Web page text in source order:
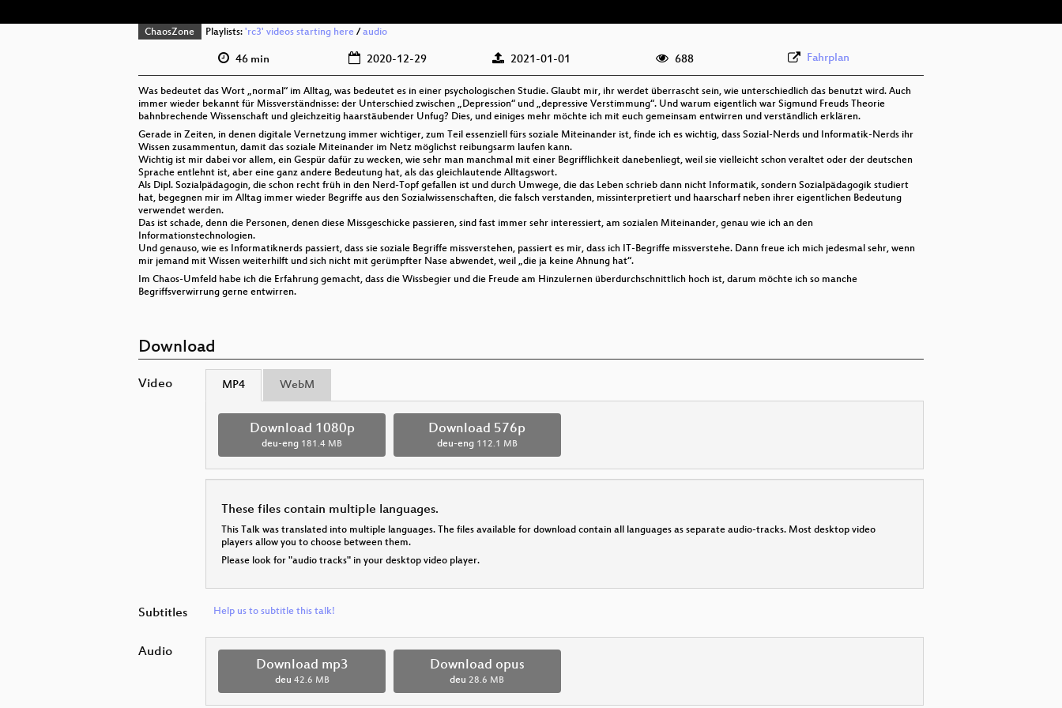
ChaosZone Playlists: 'rc3' videos starting here/ audio
46 min 2020-12-29 2021-01-01 688 Fahrplan
Was bedeutet das Wort „normal“ im Alltag, was bedeutet es in einer psychologischen Studie. Glaubt mir, ihr werdet überrascht sein, wie unterschiedlich das benutzt wird. Auch
immer wieder bekannt für Missverständnisse: der Unterschied zwischen „Depression“ und „depressive Verstimmung“. Und warum eigentlich war Sigmund Freuds Theorie
bahnbrechende Wissenschaft und gleichzeitig haarstäubender Unfug? Dies, und einiges mehr möchte ich mit euch gemeinsam entwirren und verständlich erklären.
Gerade in Zeiten, in denen digitale Vernetzung immer wichtiger, zum Teil essenziell fürs soziale Miteinander ist, finde ich es wichtig, dass Sozial-Nerds und Informatik-Nerds ihr
Wissen zusammentun, damit das soziale Miteinander im Netz möglichst reibungsarm laufen kann.
Wichtig ist mir dabei vor allem, ein Gespür dafür zu wecken, wie sehr man manchmal mit einer Begrifflichkeit danebenliegt, weil sie vielleicht schon veraltet oder der deutschen
Sprache entlehnt ist, aber eine ganz andere Bedeutung hat, als das gleichlautende Alltagswort.
Als Dipl. Sozialpädagogin, die schon recht früh in den Nerd-Topf gefallen ist und durch Umwege, die das Leben schrieb dann nicht Informatik, sondern Sozialpädagogik studiert
hat, begegnen mir im Alltag immer wieder Begriffe aus den Sozialwissenschaften, die falsch verstanden, missinterpretiert und haarscharf neben ihrer eigentlichen Bedeutung
verwendet werden.
Das ist schade, denn die Personen, denen diese Missgeschicke passieren, sind fast immer sehr interessiert, am sozialen Miteinander, genau wie ich an den
Informationstechnologien.
Und genauso, wie es Informatiknerds passiert, dass sie soziale Begriffe missverstehen, passiert es mir, dass ich IT-Begriffe missverstehe. Dann freue ich mich jedesmal sehr, wenn
mir jemand mit Wissen weiterhilft und sich nicht mit gerümpfter Nase abwendet, weil „die ja keine Ahnung hat“.
Im Chaos-Umfeld habe ich die Erfahrung gemacht, dass die Wissbegier und die Freude am Hinzulernen überdurchschnittlich hoch ist, darum möchte ich so manche
Begriffsverwirrung gerne entwirren.
Download
Video MP4 WebM
Download 1080p
deu-eng 181.4 MB
Download 576p
deu-eng 112.1 MB
These files contain multiple languages.
This Talk was translated into multiple languages. The files available for download contain all languages as separate audio-tracks. Most desktop video
players allow you to choose between them.
Please look for "audio tracks" in your desktop video player.
Subtitles Help us to subtitle this talk!
Audio
Download mp3
deu 42.6 MB
Download opus
deu 28.6 MB